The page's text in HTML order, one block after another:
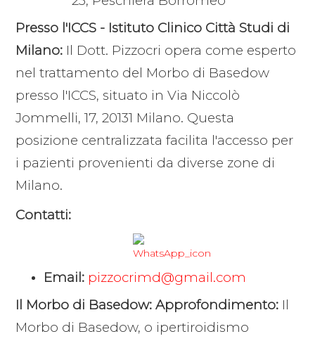
Presso l'ICCS - Istituto Clinico Città Studi di
Milano: Il Dott. Pizzocri opera come esperto
nel trattamento del Morbo di Basedow
presso l'ICCS, situato in Via Niccolò
Jommelli, 17, 20131 Milano. Questa
posizione centralizzata facilita l'accesso per
i pazienti provenienti da diverse zone di
Milano.
Contatti:
Email: pizzocrimd@gmail.com
Il Morbo di Basedow: Approfondimento: Il
Morbo di Basedow, o ipertiroidismo